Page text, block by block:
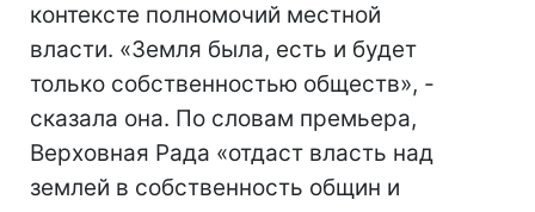
контексте полномочий местной
власти. «Земля была, есть и будет
только собственностью обществ», -
сказала она. По словам премьера,
Верховная Рада «отдаст власть над
землей в собственность общин и